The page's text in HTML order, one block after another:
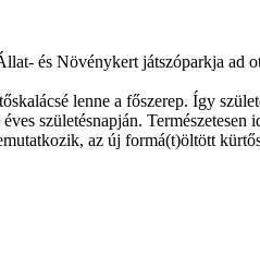
és Növénykert játszóparkja ad
lenne a főszerep. Így
születésnapján. Természetesen
az új formá(t)öltött